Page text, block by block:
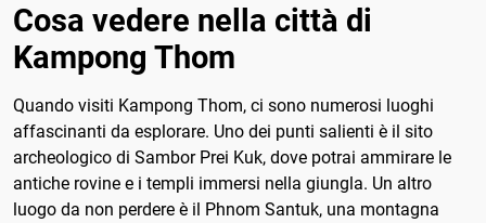
Cosa vedere nella città di
Kampong Thom
Quando visiti Kampong Thom, ci sono numerosi luoghi
affascinanti da esplorare. Uno dei punti salienti è il sito
archeologico di Sambor Prei Kuk, dove potrai ammirare le
antiche rovine e i templi immersi nella giungla. Un altro
luogo da non perdere è il Phnom Santuk, una montagna